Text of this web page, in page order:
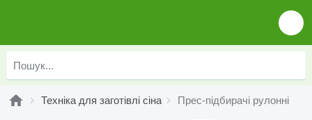
Техніка для заготівлі сіна Прес-підбирачі рулонні